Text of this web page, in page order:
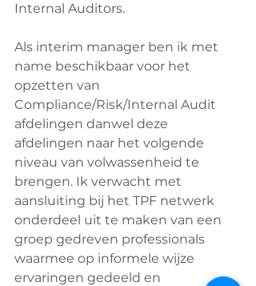
Internal Auditors.
Als interim manager ben ik met
name beschikbaar voor het
opzetten van
Compliance/Risk/Internal Audit
afdelingen danwel deze
afdelingen naar het volgende
niveau van volwassenheid te
brengen. Ik verwacht met
aansluiting bij het TPF netwerk
onderdeel uit te maken van een
groep gedreven professionals
waarmee op informele wijze
ervaringen gedeeld en